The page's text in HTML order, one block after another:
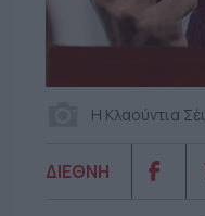
Η Κλαούντια
ΔΙΕΘΝΗ